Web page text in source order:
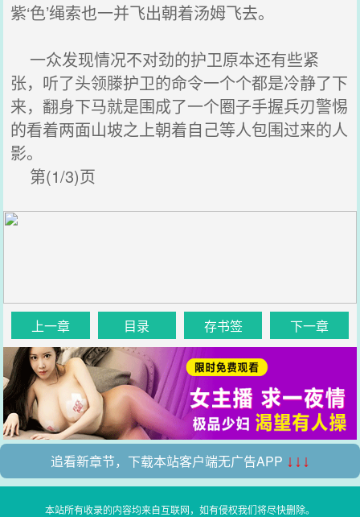
紫‘色’绳索也一并飞出朝着汤姆飞去。
一众发现情况不对劲的护卫原本还有些紧
张，听了头领滕护卫的命令一个个都是冷静了下
来，翻身下马就是围成了一个圈子手握兵刃警惕
的看着两面山坡之上朝着自己等人包围过来的人
影。
第(1/3)页
上一章 目录 存书签 下一章
追看新章节，下载本站客户端无广告APP ↓↓↓
本站所有收录的内容均来自互联网，如有侵权我们将尽快删除。